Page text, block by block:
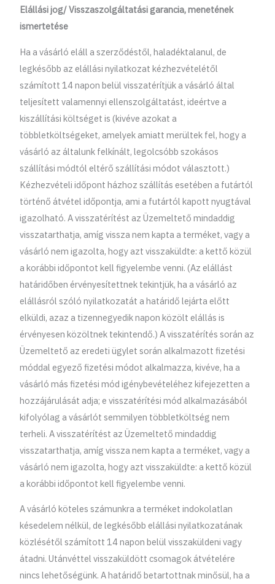
Elállási jog/ Visszaszolgáltatási garancia, menetének
ismertetése
Ha a vásárló eláll a szerződéstől, haladéktalanul, de
legkésőbb az elállási nyilatkozat kézhezvételétől
számított 14 napon belül visszatérítjük a vásárló által
teljesített valamennyi ellenszolgáltatást, ideértve a
kiszállítási költséget is (kivéve azokat a
többletköltségeket, amelyek amiatt merültek fel, hogy a
vásárló az általunk felkínált, legolcsóbb szokásos
szállítási módtól eltérő szállítási módot választott.)
Kézhezvételi időpont házhoz szállítás esetében a futártól
történő átvétel időpontja, ami a futártól kapott nyugtával
igazolható. A visszatérítést az Üzemeltető mindaddig
visszatarthatja, amíg vissza nem kapta a terméket, vagy a
vásárló nem igazolta, hogy azt visszaküldte: a kettő közül
a korábbi időpontot kell figyelembe venni. (Az elállást
határidőben érvényesítettnek tekintjük, ha a vásárló az
elállásról szóló nyilatkozatát a határidő lejárta előtt
elküldi, azaz a tizennegyedik napon közölt elállás is
érvényesen közöltnek tekintendő.) A visszatérítés során az
Üzemeltető az eredeti ügylet során alkalmazott fizetési
móddal egyező fizetési módot alkalmazza, kivéve, ha a
vásárló más fizetési mód igénybevételéhez kifejezetten a
hozzájárulását adja; e visszatérítési mód alkalmazásából
kifolyólag a vásárlót semmilyen többletköltség nem
terheli. A visszatérítést az Üzemeltető mindaddig
visszatarthatja, amíg vissza nem kapta a terméket, vagy a
vásárló nem igazolta, hogy azt visszaküldte: a kettő közül
a korábbi időpontot kell figyelembe venni.
A vásárló köteles számunkra a terméket indokolatlan
késedelem nélkül, de legkésőbb elállási nyilatkozatának
közlésétől számított 14 napon belül visszaküldeni vagy
átadni. Utánvéttel visszaküldött csomagok átvételére
nincs lehetőségünk. A határidő betartottnak minősül, ha a